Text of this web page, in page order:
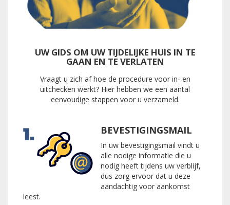
UW GIDS OM UW TIJDELIJKE HUIS IN TE
GAAN EN TE VERLATEN
Vraagt u zich af hoe de procedure voor in- en
uitchecken werkt? Hier hebben we een aantal
eenvoudige stappen voor u verzameld.
BEVESTIGINGSMAIL
In uw bevestigingsmail vindt u
alle nodige informatie die u
nodig heeft tijdens uw verblijf,
dus zorg ervoor dat u deze
aandachtig voor aankomst
leest.